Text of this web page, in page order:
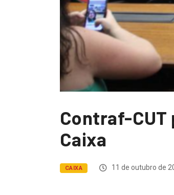
Contraf-CUT
Caixa
CAIXA 11 de outubro de